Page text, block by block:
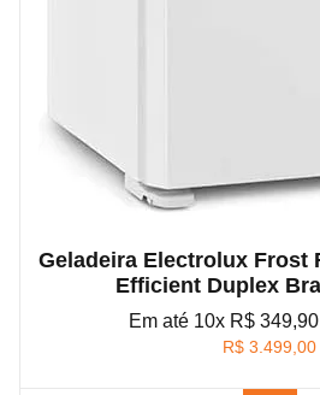
Geladeira Electrolux Frost
Efficient Duplex
Em até 10x R$
R$ 3.499,00